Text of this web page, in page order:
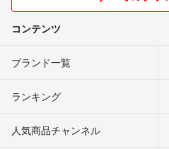
コンテンツ
ブランド一覧
ランキング
人気商品チャンネル